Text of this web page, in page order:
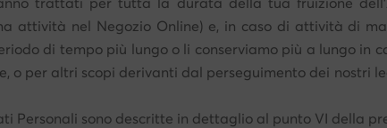
attività nel Negozio Online) e, in caso di attività di
di tempo più lungo o li conserviamo più a lungo in
o per altri scopi derivanti dal perseguimento dei nostri
Personali sono descritte in dettaglio al punto VI della